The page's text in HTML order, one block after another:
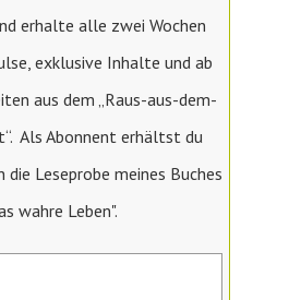
erhalte alle zwei Wochen
exklusive Inhalte und ab
aus dem „Raus-aus-dem-
Als Abonnent erhältst du
die Leseprobe meines Buches
wahre Leben".